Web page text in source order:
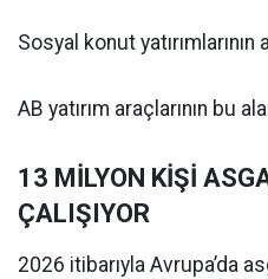
Sosyal konut yatırımlarının
AB yatırım araçlarının bu
13 MİLYON KİŞİ
ÇALIŞIYOR
2026 itibarıyla Avrupa’da